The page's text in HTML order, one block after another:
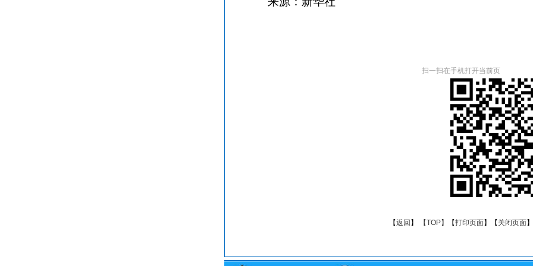
扫一扫在手机打开当前页
【返回 】 【TOP】 【打印页面】【 关闭页面】